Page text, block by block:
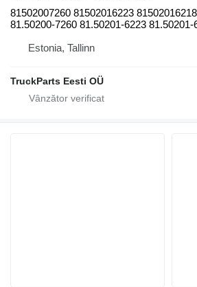
81502007260 81502016223 81502016218
81.50200-7260 81.50201-6223 81.50201-
Estonia, Tallinn
TruckParts Eesti OÜ